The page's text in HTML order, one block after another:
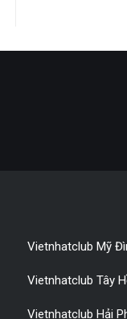
Vietnhatclub Mỹ
Vietnhatclub Tây
Vietnhatclub Hải